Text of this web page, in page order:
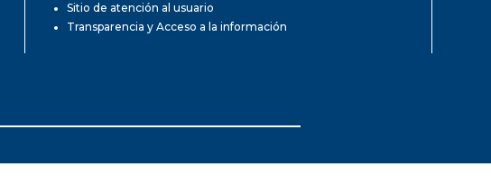
Sitio de atención al usuario
Transparencia y Acceso a la información